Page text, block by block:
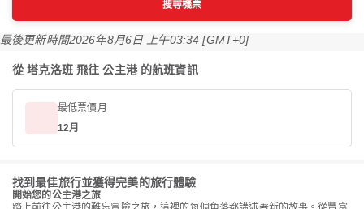
搜尋機票
最後更新時間2026年8月6日 上午03:34 [GMT+0]
從 塔克洛班 飛往 公主港 的航班資訊
最低票價月
12月
找到最佳旅行並獲得完美的旅行體驗
開始您的公主港之旅